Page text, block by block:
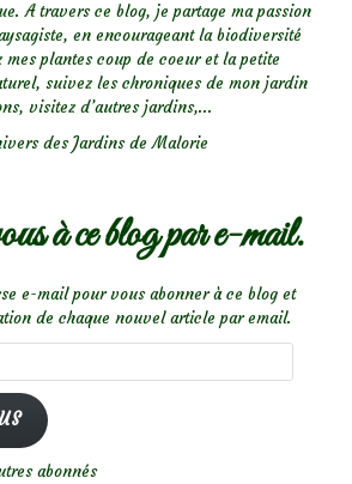
A travers ce blog, je partage ma passion
en encourageant la biodiversité
plantes coup de coeur et la petite
suivez les chroniques de mon jardin
visitez d’autres jardins,...
des Jardins de Malorie
à ce blog par e-mail.
e-mail pour vous abonner à ce blog et
de chaque nouvel article par email.
abonnés